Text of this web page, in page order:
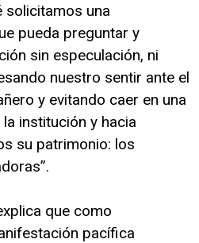
solicitamos una
pueda preguntar y
sin especulación, ni
nuestro sentir ante el
y evitando caer en una
institución y hacia
su patrimonio: los
que como
pacífica